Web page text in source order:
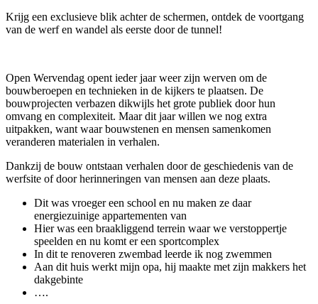
Krijg een exclusieve blik achter de schermen, ontdek de voortgang
van de werf en wandel als eerste door de tunnel!
Open Wervendag opent ieder jaar weer zijn werven om de
bouwberoepen en technieken in de kijkers te plaatsen. De
bouwprojecten verbazen dikwijls het grote publiek door hun
omvang en complexiteit. Maar dit jaar willen we nog extra
uitpakken, want waar bouwstenen en mensen samenkomen
veranderen materialen in verhalen.
Dankzij de bouw ontstaan verhalen door de geschiedenis van de
werfsite of door herinneringen van mensen aan deze plaats.
Dit was vroeger een school en nu maken ze daar
energiezuinige appartementen van
Hier was een braakliggend terrein waar we verstoppertje
speelden en nu komt er een sportcomplex
In dit te renoveren zwembad leerde ik nog zwemmen
Aan dit huis werkt mijn opa, hij maakte met zijn makkers het
dakgebinte
….